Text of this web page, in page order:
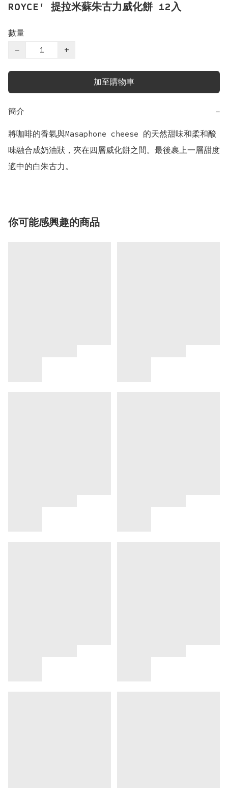
ROYCE' 提拉米蘇朱古力威化餅 12入
數量
−
+
加至購物車
簡介 −
將咖啡的香氣與Masaphone cheese 的天然甜味和柔和酸
味融合成奶油狀，夾在四層威化餅之間。最後裹上一層甜度
適中的白朱古力。
你可能感興趣的商品